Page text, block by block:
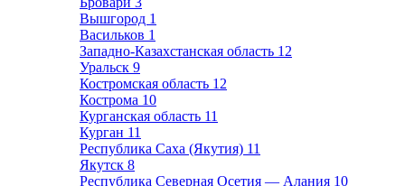
Вышгород 1
Васильков 1
Западно-Казахстанская область 12
Уральск 9
Костромская область 12
Кострома 10
Курганская область 11
Курган 11
Республика Саха (Якутия) 11
Якутск 8
Республика Северная Осетия — Алания 10